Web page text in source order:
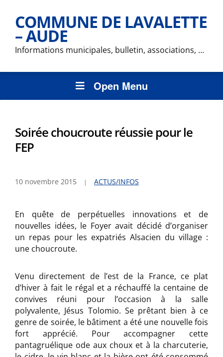
COMMUNE DE LAVALETTE
– AUDE
Informations municipales, bulletin, associations, …
Open Menu
Soirée choucroute réussie pour le
FEP
10 novembre 2015 ACTUS/INFOS
En quête de perpétuelles innovations et de
nouvelles idées, le Foyer avait décidé d’organiser
un repas pour les expatriés Alsacien du village :
une choucroute.
Venu directement de l’est de la France, ce plat
d’hiver à fait le régal et a réchauffé la centaine de
convives réuni pour l’occasion à la salle
polyvalente, Jésus Tolomio. Se prêtant bien à ce
genre de soirée, le bâtiment a été une nouvelle fois
fort apprécié. Pour accompagner cette
pantagruélique ode aux choux et à la charcuterie,